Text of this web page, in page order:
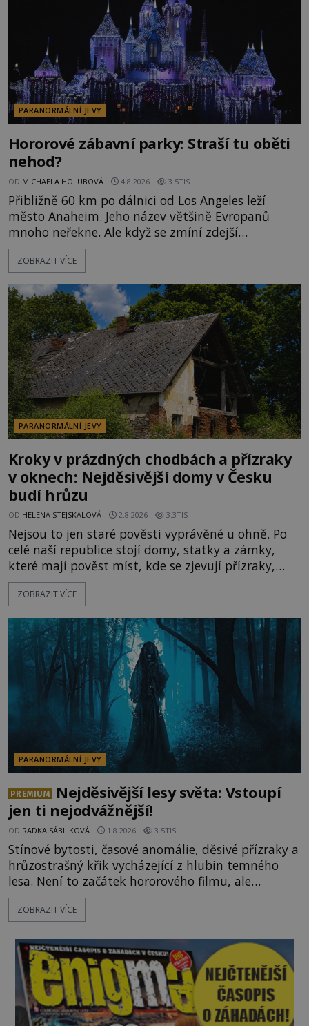
PARANORMÁLNÍ JEVY
Hororové zábavní parky: Straší tu oběti
nehod?
OD MICHAELA HOLUBOVÁ 4.8.2026 3.5TIS
Přibližně 60 km po dálnici od Los Angeles leží
město Anaheim. Jeho název většině Evropanů
mnoho neřekne. Ale když se zmíní zdejší
Disneyland, je hned jasno. Zábavní park vyroste na
poklidném místě bývalého sadu pomerančovníků.
kolem 17 000 000 zábavychtivých lidí ročně. A ač je
velká snaha to utajit, někteří z
ZOBRAZIT VÍCE
PARANORMÁLNÍ JEVY
Kroky v prázdných chodbách a přízraky
v oknech: Nejděsivější domy v Česku
budí hrůzu
OD HELENA STEJSKALOVÁ 2.8.2026 3.3TIS
Nejsou to jen staré pověsti vyprávěné u ohně. Po
celé naší republice stojí domy, statky a zámky,
které mají pověst míst, kde se zjevují přízraky,
ozývají nevysvětlitelné zvuky nebo se dějí podivné
jevy. Zatímco historici většinou hledají racionální
lokality vykazují nápadně podobná svědectví po
celé generace. A právě tato opakující se svědectví
ZOBRAZIT VÍCE
PARANORMÁLNÍ JEVY
PREMIUM
Nejděsivější lesy světa: Vstoupí
jen ti nejodvážnější!
OD RADKA SÁBLIKOVÁ 1.8.2026 3.5TIS
Stínové bytosti, časové anomálie, děsivé přízraky a
hrůzostrašný křik vycházející z hlubin temného
lesa. Není to začátek hororového filmu, ale
události, které popisují návštěvníci lesů, které jsou
označovány jako nejděsivější na světě. Lidé bydlící
vyhýbají! Už jste o těchto lesích slyšeli? A odvážili
byste se je navštívit? [gallery ids="17
ZOBRAZIT VÍCE